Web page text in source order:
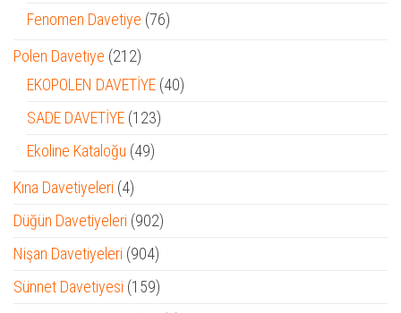
ürün
Fenomen Davetiye 7676
Polen Davetiye 212212
ürün
EKOPOLEN DAVETİYE 4040
SADE DAVETİYE 123123
Ekoline Kataloğu 4949
Kına Davetiyeleri 44
ürün
Düğün Davetiyeleri 902902
Nişan Davetiyeleri 904904
ürün
Sünnet Davetiyesi 159159